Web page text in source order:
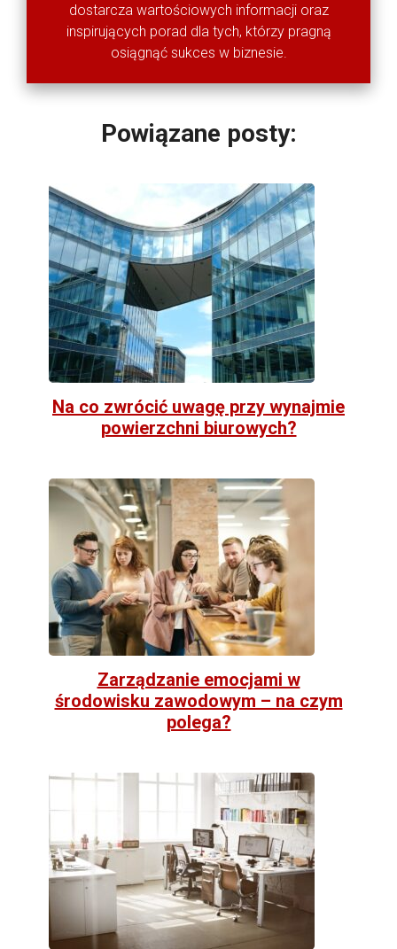
dostarcza wartościowych informacji oraz
inspirujących porad dla tych, którzy pragną
osiągnąć sukces w biznesie.
Powiązane posty:
Na co zwrócić uwagę przy wynajmie
powierzchni biurowych?
Zarządzanie emocjami w
środowisku zawodowym – na czym
polega?